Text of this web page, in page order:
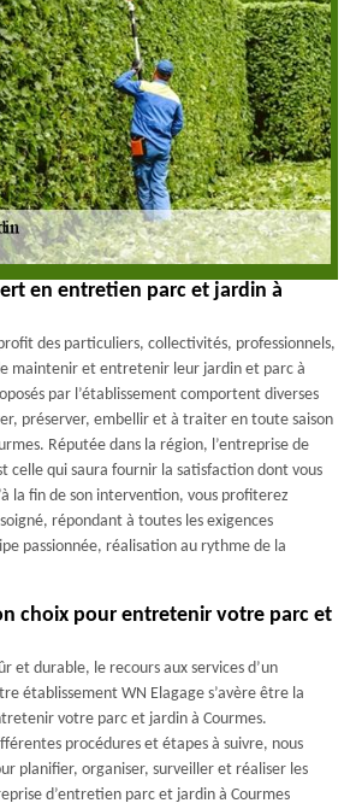
en entretien parc et jardin à
des particuliers, collectivités, professionnels,
maintenir et entretenir leur jardin et parc à
par l’établissement comportent diverses
préserver, embellir et à traiter en toute saison
Réputée dans la région, l’entreprise de
celle qui saura fournir la satisfaction dont vous
la fin de son intervention, vous profiterez
répondant à toutes les exigences
passionnée, réalisation au rythme de la
choix pour entretenir votre parc et
et durable, le recours aux services d’un
établissement WN Elagage s’avère être la
votre parc et jardin à Courmes.
procédures et étapes à suivre, nous
planifier, organiser, surveiller et réaliser les
d’entretien parc et jardin à Courmes